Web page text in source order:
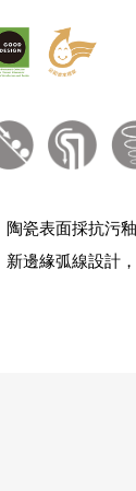
陶瓷表面採抗污
新邊緣弧線設計